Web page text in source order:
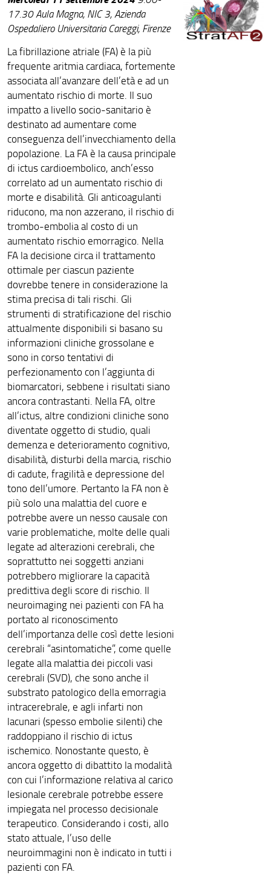
17.30Aula Magna, NIC 3,Azienda
Ospedaliero Universitaria Careggi, Firenze
La fibrillazione atriale (FA) è la più
frequente aritmia cardiaca, fortemente
associata all’avanzare dell’età e ad un
aumentato rischio di morte. Il suo
impatto a livello socio-sanitario è
destinato ad aumentare come
conseguenza dell’invecchiamento della
popolazione. La FA è la causa principale
di ictus cardioembolico, anch’esso
correlato ad un aumentato rischio di
morte e disabilità. Gli anticoagulanti
riducono, ma non azzerano, il rischio di
trombo-embolia al costo di un
aumentato rischio emorragico. Nella
FA la decisione circa il trattamento
ottimale per ciascun paziente
dovrebbe tenere in considerazione la
stima precisa di tali rischi. Gli
strumenti di stratificazione del rischio
attualmente disponibili si basano su
informazioni cliniche grossolane e
sono in corso tentativi di
perfezionamento con l’aggiunta di
biomarcatori, sebbene i risultati siano
ancora contrastanti. Nella FA, oltre
all’ictus, altre condizioni cliniche sono
diventate oggetto di studio, quali
demenza e deterioramento cognitivo,
disabilità, disturbi della marcia, rischio
di cadute, fragilità e depressione del
tono dell’umore. Pertanto la FA non è
più solo una malattia del cuore e
potrebbe avere un nesso causale con
varie problematiche, molte delle quali
legate ad alterazioni cerebrali, che
soprattutto nei soggetti anziani
potrebbero migliorare la capacità
predittiva degli score di rischio. Il
neuroimaging nei pazienti con FA ha
portato al riconoscimento
dell’importanza delle così dette lesioni
cerebrali “asintomatiche”, come quelle
legate alla malattia dei piccoli vasi
cerebrali (SVD), che sono anche il
substrato patologico della emorragia
intracerebrale, e agli infarti non
lacunari (spesso embolie silenti) che
raddoppiano il rischio di ictus
ischemico. Nonostante questo, è
ancora oggetto di dibattito la modalità
con cui l’informazione relativa al carico
lesionale cerebrale potrebbe essere
impiegata nel processo decisionale
terapeutico. Considerando i costi, allo
stato attuale, l’uso delle
neuroimmagini non è indicato in tutti i
pazienti con FA.